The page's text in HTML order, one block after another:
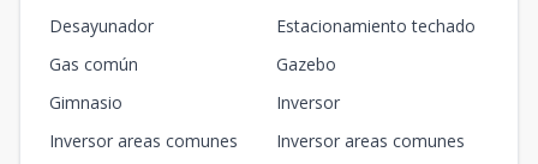
Desayunador
Estacionamiento techado
Gas común
Gazebo
Gimnasio
Inversor
Inversor areas comunes
Inversor areas comunes